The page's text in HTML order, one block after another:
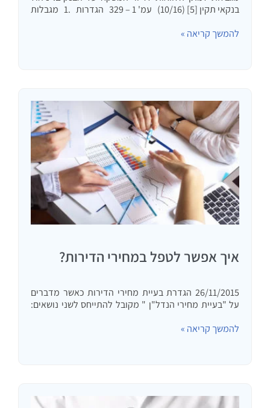
בנקאי תקין [5] (10/16) עמ' 1 – 329 הגדרות .1 מגבלות
בריבית משתנה" "דירת מגורים" …
להמשך קריאה »
איך אפשר לטפל במחירי הדירות?
26/11/2015 הגדרת בעיית מחירי הדירות כאשר מדברים
על "בעיית מחירי הנדל"ן " מקובל להתייחס לשני נושאים:
את דירת המגורים הראשונה שלהם או במילים אחרות
להמשך קריאה »